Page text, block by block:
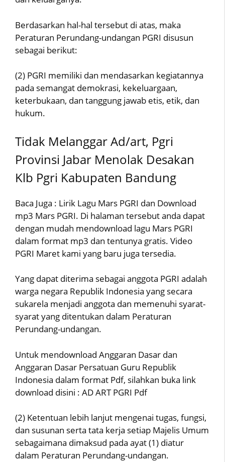
Berdasarkan hal-hal tersebut di atas, maka
Peraturan Perundang-undangan PGRI disusun
sebagai berikut:
(2) PGRI memiliki dan mendasarkan kegiatannya
pada semangat demokrasi, kekeluargaan,
keterbukaan, dan tanggung jawab etis, etik, dan
hukum.
Tidak Melanggar Ad/art, Pgri
Provinsi Jabar Menolak Desakan
Klb Pgri Kabupaten Bandung
Baca Juga : Lirik Lagu Mars PGRI dan Download
mp3 Mars PGRI. Di halaman tersebut anda dapat
dengan mudah mendownload lagu Mars PGRI
dalam format mp3 dan tentunya gratis. Video
PGRI Maret kami yang baru juga tersedia.
Yang dapat diterima sebagai anggota PGRI adalah
warga negara Republik Indonesia yang secara
sukarela menjadi anggota dan memenuhi syarat-
syarat yang ditentukan dalam Peraturan
Perundang-undangan.
Untuk mendownload Anggaran Dasar dan
Anggaran Dasar Persatuan Guru Republik
Indonesia dalam format Pdf, silahkan buka link
download disini : AD ART PGRI Pdf
(2) Ketentuan lebih lanjut mengenai tugas, fungsi,
dan susunan serta tata kerja setiap Majelis Umum
sebagaimana dimaksud pada ayat (1) diatur
dalam Peraturan Perundang-undangan.